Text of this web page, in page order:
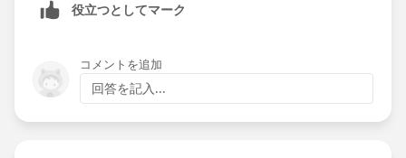
where we have Opening , Total and Closing and they
in Excel its easy but in tableau how can solve these
type of problem.
役立つとしてマーク
コメントを追加
回答を記入...